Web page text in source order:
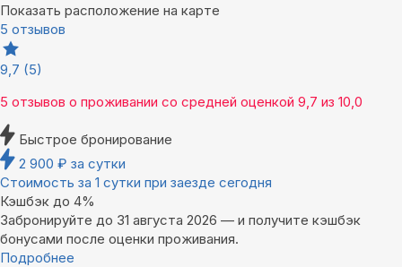
Показать расположение на карте
5 отзывов
9,7 (5)
5 отзывов о проживании со средней оценкой 9,7 из 10,0
Быстрое бронирование
2 900 ₽ за сутки
Стоимость за 1 сутки при заезде сегодня
Кэшбэк до 4%
Забронируйте до 31 августа 2026 — и получите кэшбэк
бонусами после оценки проживания.
Подробнее